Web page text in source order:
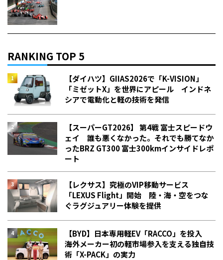
RANKING TOP 5
【ダイハツ】GIIAS2026で「K-VISION」
「ミゼットX」を世界にアピール インドネ
シアで電動化と軽の技術を発信
【スーパーGT2026】 第4戦 富士スピードウ
ェイ 誰も悪くなかった。それでも勝てなか
った――BRZ GT300 富士300kmインサイドレポ
ート
【レクサス】究極のVIP移動サービス
「LEXUS Flight」開始 陸・海・空をつな
ぐラグジュアリー体験を提供
【BYD】日本専用軽EV「RACCO」を投入
海外メーカー初の軽市場参入を支える独自技
術「X-PACK」の実力